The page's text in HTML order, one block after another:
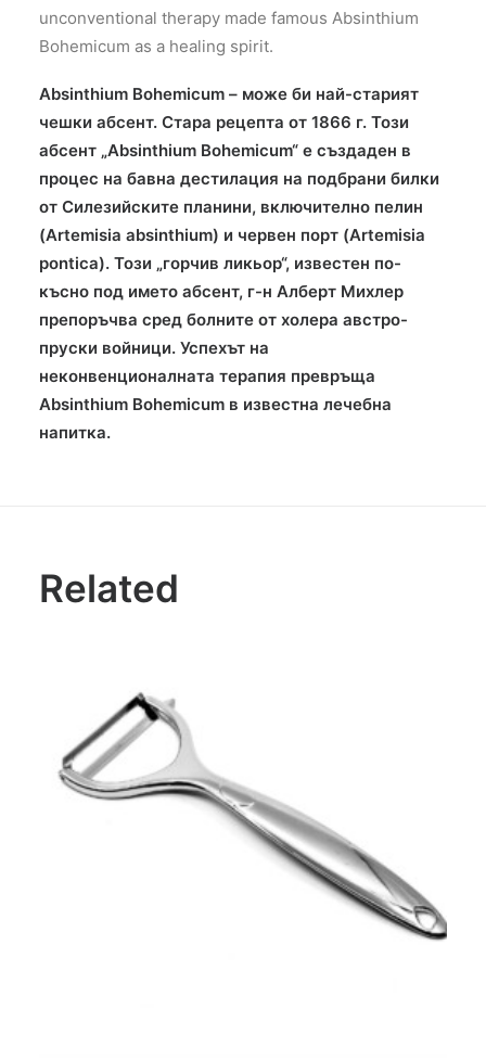
unconventional therapy made famous Absinthium
Bohemicum as a healing spirit.
Absinthium Bohemicum – може би най-старият
чешки абсент. Стара рецепта от 1866 г. Този
абсент „Absinthium Bohemicum“ е създаден в
процес на бавна дестилация на подбрани билки
от Силезийските планини, включително пелин
(Artemisia absinthium) и червен порт (Artemisia
pontica). Този „горчив ликьор“, известен по-
късно под името абсент, г-н Алберт Михлер
препоръчва сред болните от холера австро-
пруски войници. Успехът на
неконвенционалната терапия превръща
Absinthium Bohemicum в известна лечебна
напитка.
Related